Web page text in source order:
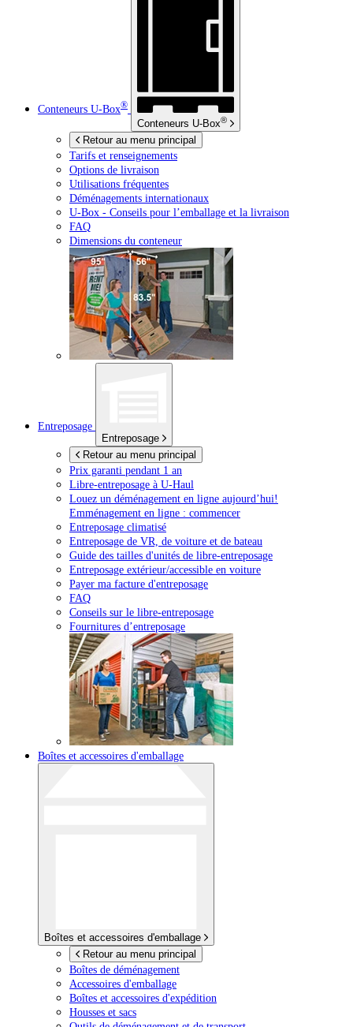
Conteneurs U-Box®
Conteneurs U-Box®
Retour au menu principal
Tarifs et renseignements
Options de livraison
Utilisations fréquentes
Déménagements internationaux
U-Box - Conseils pour l’emballage et la livraison
FAQ
Dimensions du conteneur
Entreposage
Entreposage
Retour au menu principal
Prix garanti pendant 1 an
Libre-entreposage à U-Haul
Louez un déménagement en ligne aujourd’hui!
Emménagement en ligne : commencer
Entreposage climatisé
Entreposage de VR, de voiture et de bateau
Guide des tailles d'unités de libre-entreposage
Entreposage extérieur/accessible en voiture
Payer ma facture d'entreposage
FAQ
Conseils sur le libre-entreposage
Fournitures d’entreposage
Boîtes et accessoires d'emballage
Boîtes et accessoires d'emballage
Retour au menu principal
Boîtes de déménagement
Accessoires d'emballage
Boîtes et accessoires d'expédition
Housses et sacs